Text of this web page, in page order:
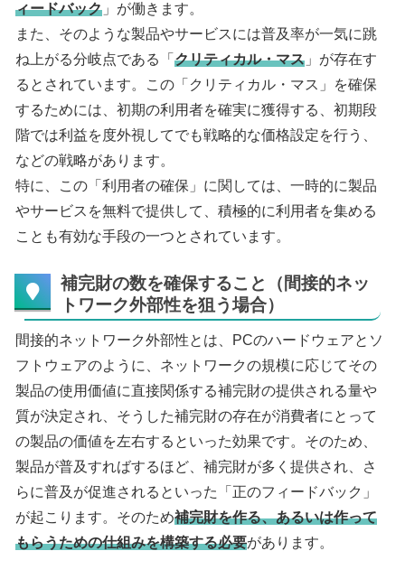
ィードバック 」が働きます。
また、そのような製品やサービスには普及率が一気に跳
ね上がる分岐点である「 クリティカル・マス 」が存在す
るとされています。この「クリティカル・マス」を確保
するためには、初期の利用者を確実に獲得する、初期段
階では利益を度外視してでも戦略的な価格設定を行う、
などの戦略があります。
特に、この「利用者の確保」に関しては、一時的に製品
やサービスを無料で提供して、積極的に利用者を集める
ことも有効な手段の一つとされています。
補完財の数を確保すること（間接的ネッ
トワーク外部性を狙う場合）
間接的ネットワーク外部性とは、PCのハードウェアとソ
フトウェアのように、ネットワークの規模に応じてその
製品の使用価値に直接関係する補完財の提供される量や
質が決定され、そうした補完財の存在が消費者にとって
の製品の価値を左右するといった効果です。そのため、
製品が普及すればするほど、補完財が多く提供され、さ
らに普及が促進されるといった「正のフィードバック」
が起こります。そのため補完財を作る、あるいは作って
もらうための仕組みを構築する必要があります。